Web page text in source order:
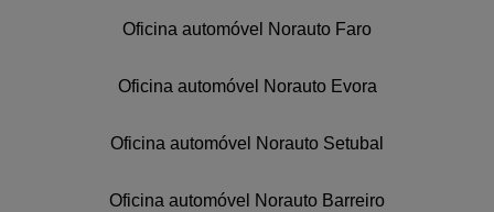
Oficina automóvel Norauto Faro
Oficina automóvel Norauto Evora
Oficina automóvel Norauto Setubal
Oficina automóvel Norauto Barreiro